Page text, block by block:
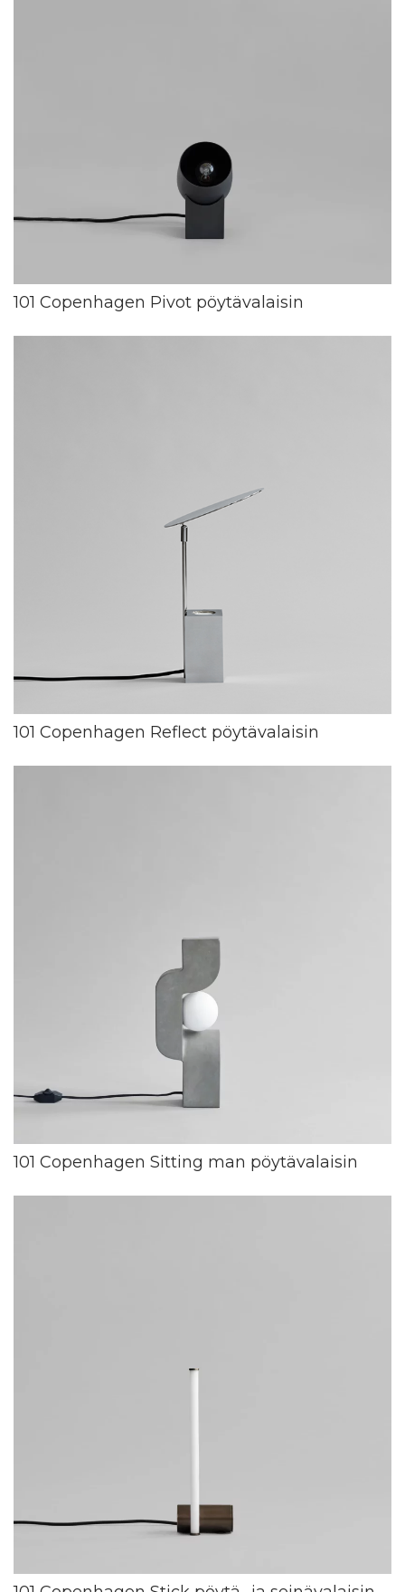
101 Copenhagen Pivot pöytävalaisin
101 Copenhagen Reflect pöytävalaisin
101 Copenhagen Sitting man pöytävalaisin